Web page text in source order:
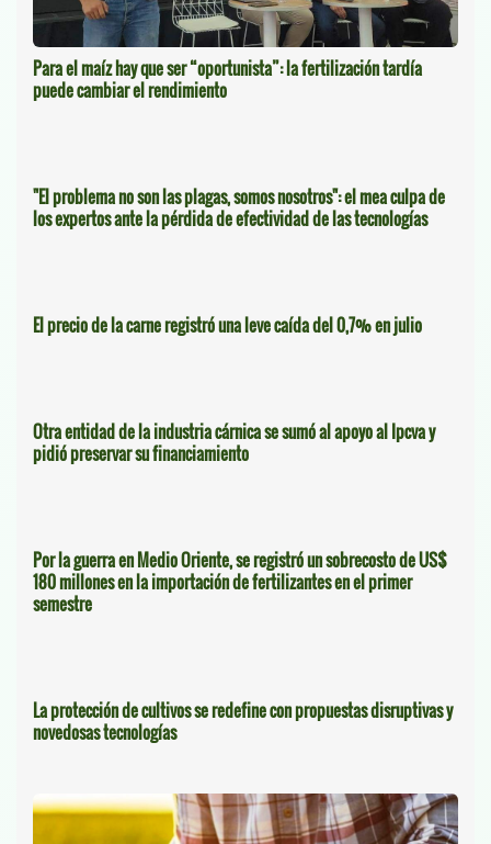
Para el maíz hay que ser “oportunista”: la fertilización tardía
puede cambiar el rendimiento
"El problema no son las plagas, somos nosotros": el mea culpa de
los expertos ante la pérdida de efectividad de las tecnologías
El precio de la carne registró una leve caída del 0,7% en julio
Otra entidad de la industria cárnica se sumó al apoyo al Ipcva y
pidió preservar su financiamiento
Por la guerra en Medio Oriente, se registró un sobrecosto de US$
180 millones en la importación de fertilizantes en el primer
semestre
La protección de cultivos se redefine con propuestas disruptivas y
novedosas tecnologías